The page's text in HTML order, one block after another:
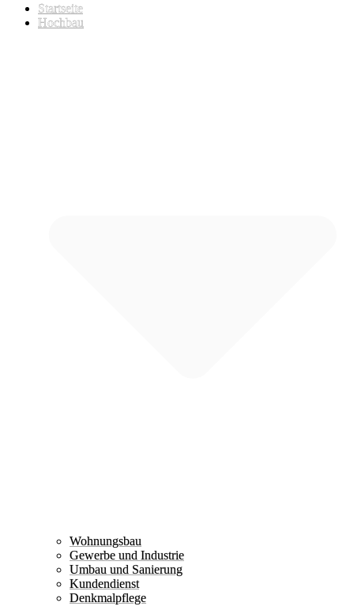
Startseite
Hochbau
Wohnungsbau
Gewerbe und Industrie
Umbau und Sanierung
Kundendienst
Denkmalpflege